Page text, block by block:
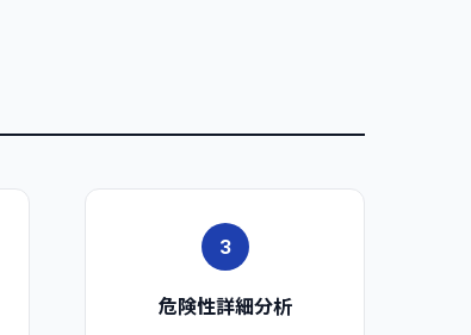
3
危険性詳細分析